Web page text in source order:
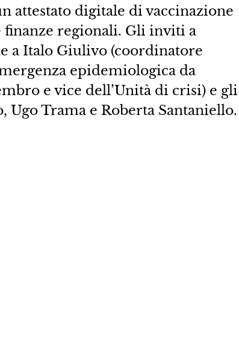
attestato digitale di vaccinazione
finanze regionali. Gli inviti a
a Italo Giulivo (coordinatore
epidemiologica da
e vice dell’Unità di crisi) e gli
Trama e Roberta Santaniello.